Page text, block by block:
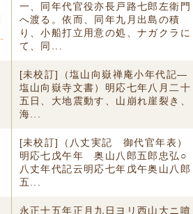
一、同年代官役亦長戸路七郎左衛門
へ渡る。依而、同年九月出島の積
り、小船打立用意の処、ナガクラに
て、同...
[未校訂]（塩山向嶽禅庵小年代記―
塩山向嶽寺文書）明応七年八月二十
五日、大地震動す、山崩れ崖裂き、
海...
[未校訂]（八丈実記 御代官年表）
明応七戊午年 奥山八郎五郎忠弘○
八丈年代記云明応七年戊午奥山八郎
五...
永正十五年正月九日ヨリ西山大ニ噴